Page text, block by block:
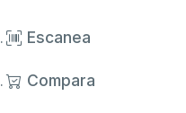
Escanea
Compara